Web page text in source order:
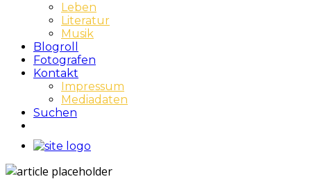
Leben
Literatur
Musik
Blogroll
Fotografen
Kontakt
Impressum
Mediadaten
Suchen